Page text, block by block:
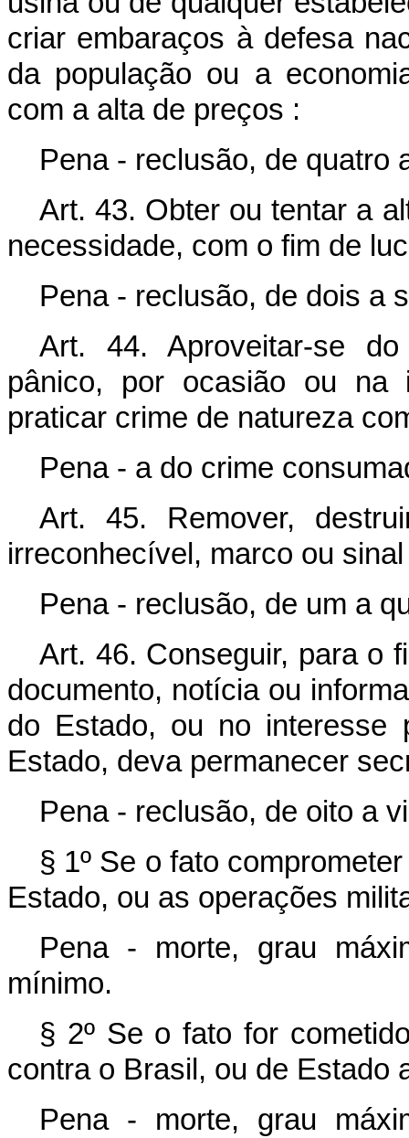
criar embaraços à defesa
da população ou a
com a alta de preços :
Pena - reclusão, de quatro
Art. 43. Obter ou tentar a
necessidade, com o fim de
Pena - reclusão, de dois a
Art. 44. Aproveitar-se
pânico, por ocasião ou na
praticar crime de natureza
Pena - a do crime
Art. 45. Remover,
irreconhecível, marco ou
Pena - reclusão, de um a
Art. 46. Conseguir, para o
documento, notícia ou
do Estado, ou no interesse
Estado, deva permanecer
Pena - reclusão, de oito a
§ 1º Se o fato
Estado, ou as operações
Pena - morte, grau
mínimo.
§ 2º Se o fato for
contra o Brasil, ou de Estado
Pena - morte, grau